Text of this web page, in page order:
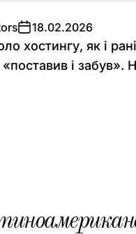
18.02.2026
хостингу, як і
«поставив і забув».